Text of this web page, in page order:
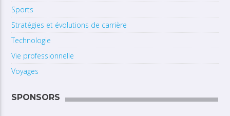
Sports
Stratégies et évolutions de carrière
Technologie
Vie professionnelle
Voyages
SPONSORS